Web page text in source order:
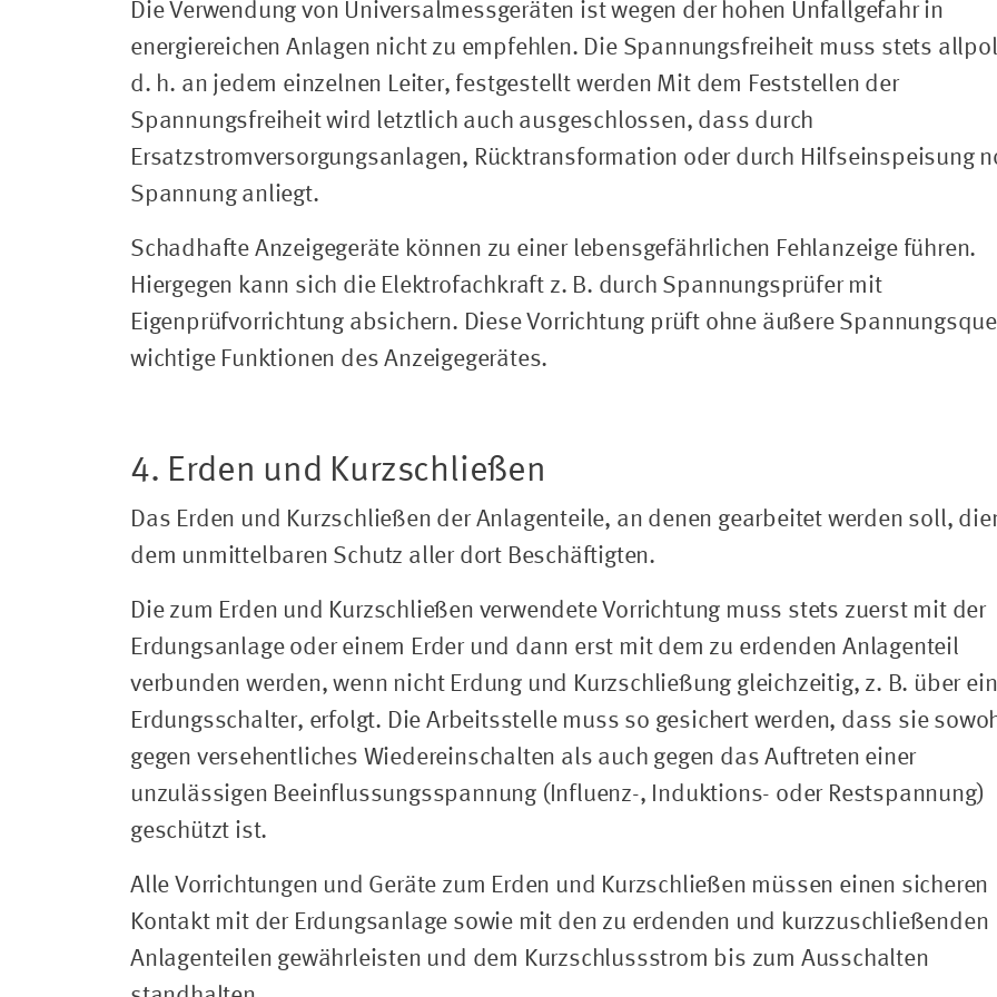
Die Verwendung von Universalmessgeräten ist wegen der hohen Unfallgefahr in
energiereichen Anlagen nicht zu empfehlen. Die Spannungsfreiheit muss stets
d. h. an jedem einzelnen Leiter, festgestellt werden Mit dem Feststellen der
Spannungsfreiheit wird letztlich auch ausgeschlossen, dass durch
Ersatzstromversorgungsanlagen, Rücktransformation oder durch Hilfseinspeisung
Spannung anliegt.
Schadhafte Anzeigegeräte können zu einer lebensgefährlichen Fehlanzeige führen.
Hiergegen kann sich die Elektrofachkraft z. B. durch Spannungsprüfer mit
Eigenprüfvorrichtung absichern. Diese Vorrichtung prüft ohne äußere
wichtige Funktionen des Anzeigegerätes.
4. Erden und Kurzschließen
Das Erden und Kurzschließen der Anlagenteile, an denen gearbeitet werden soll,
dem unmittelbaren Schutz aller dort Beschäftigten.
Die zum Erden und Kurzschließen verwendete Vorrichtung muss stets zuerst mit der
Erdungsanlage oder einem Erder und dann erst mit dem zu erdenden Anlagenteil
verbunden werden, wenn nicht Erdung und Kurzschließung gleichzeitig, z. B. über
Erdungsschalter, erfolgt. Die Arbeitsstelle muss so gesichert werden, dass sie
gegen versehentliches Wiedereinschalten als auch gegen das Auftreten einer
unzulässigen Beeinflussungsspannung (Influenz-, Induktions- oder Restspannung)
geschützt ist.
Alle Vorrichtungen und Geräte zum Erden und Kurzschließen müssen einen sicheren
Kontakt mit der Erdungsanlage sowie mit den zu erdenden und kurzzuschließenden
Anlagenteilen gewährleisten und dem Kurzschlussstrom bis zum Ausschalten